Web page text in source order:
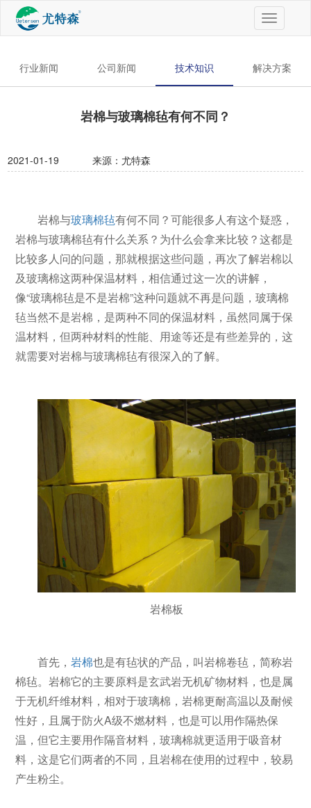
切
换
航
行业新闻 公司新闻 技术知识 解决方案
岩棉与玻璃棉毡有何不同？
2021-01-19 来源：尤特森
岩棉与玻璃棉毡有何不同？可能很多人有这个疑惑，
岩棉与玻璃棉毡有什么关系？为什么会拿来比较？这都是
比较多人问的问题，那就根据这些问题，再次了解岩棉以
及玻璃棉这两种保温材料，相信通过这一次的讲解，
像“玻璃棉毡是不是岩棉”这种问题就不再是问题，玻璃棉
毡当然不是岩棉，是两种不同的保温材料，虽然同属于保
温材料，但两种材料的性能、用途等还是有些差异的，这
就需要对岩棉与玻璃棉毡有很深入的了解。
岩棉板
首先， 岩棉也是有毡状的产品，叫岩棉卷毡，简称岩
棉毡。岩棉它的主要原料是玄武岩无机矿物材料，也是属
于无机纤维材料，相对于玻璃棉，岩棉更耐高温以及耐候
性好，且属于防火A级不燃材料，也是可以用作隔热保
温，但它主要用作隔音材料，玻璃棉就更适用于吸音材
料，这是它们两者的不同，且岩棉在使用的过程中，较易
产生粉尘。